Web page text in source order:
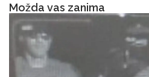
Možda vas zanima